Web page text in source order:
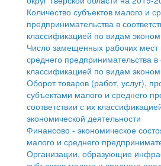
Образование
Здравоохранение
Социальная защита
Фотоальбом
Работа с обращениями граждан
Муниципальный контроль
Муниципальные услуги
Проекты административных
Антимонопольный комплаенс
Противодействие коррупции
Имущественная поддержка
среднего предпринимательства
Информационная поддержка
среднего предпринимательства
Муниципальные программы
Контрольно-счетная палата
Персональные данные
Количество субъектов малого и
предпринимательства в
классификацией по видам
Число замещенных рабочих мест
среднего предпринимательства в
классификацией по видам
Оборот товаров (работ, услуг),
субъектами малого и среднего
соответствии с их
экономической деятельности
Финансово - экономическое
малого и среднего
Организации, образующие